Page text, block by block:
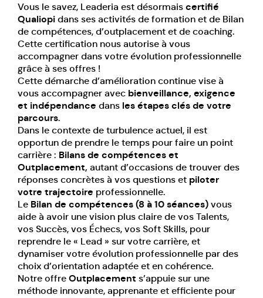
Vous le savez, Leaderia est désormaiscertifié
Qualiopidans ses activités de formation et de Bilan
de compétences, d’outplacement et de coaching.
Cette certification nous autorise à vous
accompagnerdans votre évolution professionnelle
grâce à ses offres !
Cette démarche d’amélioration continue vise à
vous accompagner avec bienveillance, exigence
et indépendance dans les étapes clés de votre
parcours.
Dans le contexte de turbulence actuel, il est
opportun de prendre le temps pour faire un point
carrière : Bilans de compétences et
Outplacement, autant d’occasions de trouver des
réponses concrètes à vos questions et piloter
votre trajectoire professionnelle.
Le Bilan de compétences (8 à 10 séances)vous
aide à avoir une vision plus claire de vos Talents,
vos Succès, vos Échecs, vos Soft Skills, pour
reprendre le « Lead » sur votre carrière, et
dynamiser votre évolution professionnelle par des
choix d’orientation adaptée et en cohérence.
Notre offreOutplacement s’appuie sur une
méthode innovante, apprenante et efficiente pour